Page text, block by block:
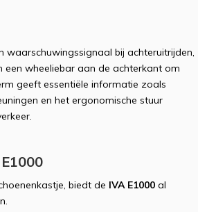
waarschuwingssignaal bij achteruitrijden,
wheeliebar aan de achterkant om
geeft essentiële informatie zoals
en het ergonomische stuur
biedt de IVA E1000 al